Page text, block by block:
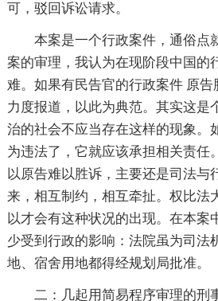
可，驳回诉讼请求。
本案是一个行政案件，通俗点
案的审理，我认为在现阶段中国的
难。如果有民告官的行政案件 原
力度报道，以此为典范。其实这是
治的社会不应当存在这样的现象。
为违法了，它就应该承担相关责任
以原告难以胜诉，主要还是司法与
来，相互制约，相互牵扯。权比法
以才会有这种状况的出现。在本案
少受到行政的影响：法院虽为司法
地、宿舍用地都得经规划局批准。
二：几起用简易程序审理的刑